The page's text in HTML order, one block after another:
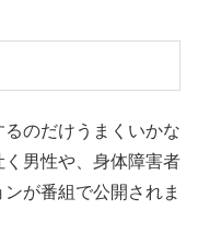
のだけうまくいかな
男性や、身体障害者
が番組で公開されま